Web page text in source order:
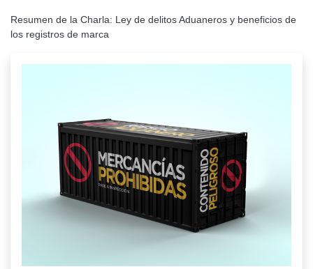
Resumen de la Charla: Ley de delitos Aduaneros y beneficios de
los registros de marca